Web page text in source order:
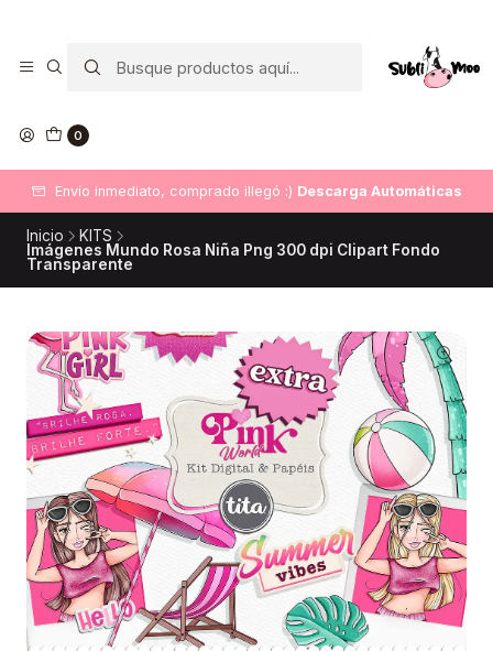
0
Envío inmediato, comprado illegó :) Descarga Automáticas
Inicio
KITS
Imágenes Mundo Rosa Niña Png 300 dpi Clipart Fondo
Transparente